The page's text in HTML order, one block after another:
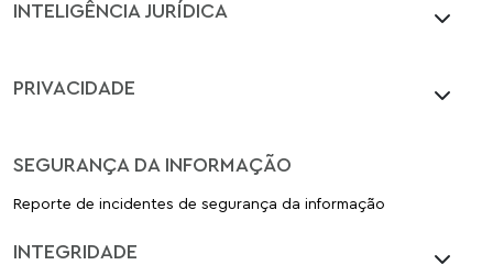
INTELIGÊNCIA JURÍDICA
PRIVACIDADE
SEGURANÇA DA INFORMAÇÃO
Reporte de incidentes de segurança da informação
INTEGRIDADE